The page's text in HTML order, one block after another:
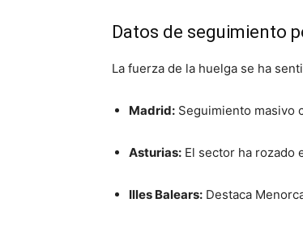
Datos de seguimiento
La fuerza de la huelga se ha
Madrid: Seguimiento masivo
Asturias: El sector ha rozado
Illes Balears: Destaca